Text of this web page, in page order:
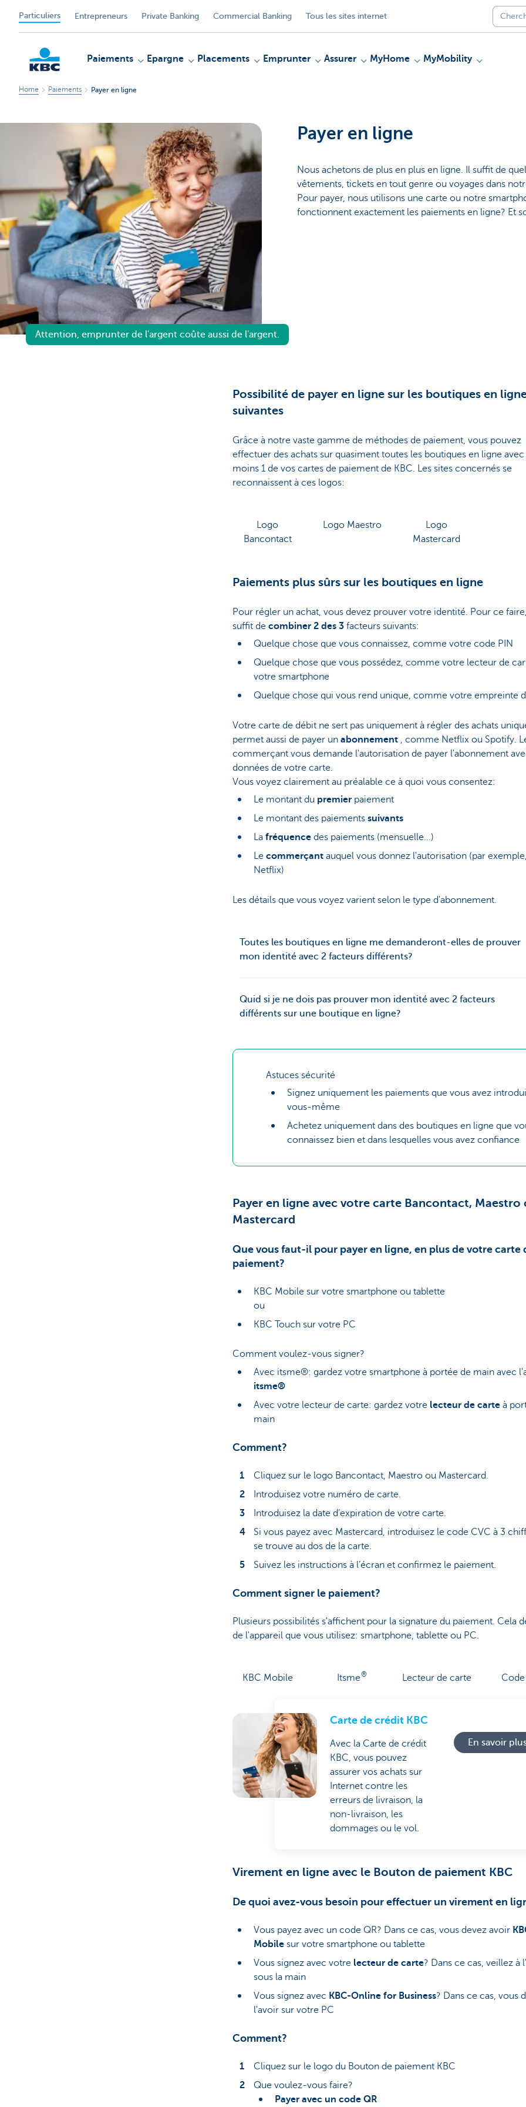
Particuliers Entrepreneurs Private Banking Commercial Banking Tous les sites internet
Particulieren
Paiements Epargne Placements Emprunter Assurer MyHome MyMobility
Home Paiements Payer en ligne
Attention, emprunter de l'argent coûte aussi de l'argent.
Payer en ligne
Nous achetons de plus en plus en ligne. Il suffit de
vêtements, tickets en tout genre ou voyages dans
Pour payer, nous utilisons une carte ou notre
fonctionnent exactement les paiements en ligne? Et
Possibilité de payer en ligne sur les boutiques en
suivantes
Grâce à notre vaste gamme de méthodes de paiement, vous pouvez
effectuer des achats sur quasiment toutes les boutiques en ligne avec
moins 1 de vos cartes de paiement de KBC. Les sites concernés se
reconnaissent à ces logos:
Logo
Bancontact
Logo Maestro
Logo
Mastercard
Paiements plus sûrs sur les boutiques en ligne
Pour régler un achat, vous devez prouver votre identité. Pour ce
suffit de combiner 2 des 3 facteurs suivants:
Quelque chose que vous connaissez, comme votre code PIN
Quelque chose que vous possédez, comme votre lecteur de
votre smartphone
Quelque chose qui vous rend unique, comme votre empreinte
Votre carte de débit ne sert pas uniquement à régler des achats
permet aussi de payer un abonnement , comme Netflix ou Spotify.
commerçant vous demande l'autorisation de payer l'abonnement
données de votre carte.
Vous voyez clairement au préalable ce à quoi vous consentez:
Le montant du premier paiement
Le montant des paiements suivants
La fréquencedes paiements (mensuelle...)
Le commerçant auquel vous donnez l'autorisation (par
Netflix)
Les détails que vous voyez varient selon le type d'abonnement.
Toutes les boutiques en ligne me demanderont-elles de prouver
mon identité avec 2 facteurs différents?
Quid si je ne dois pas prouver mon identité avec 2 facteurs
différents sur une boutique en ligne?
Astuces sécurité
Signez uniquement les paiements que vous avez
vous-même
Achetez uniquement dans des boutiques en ligne que
connaissez bien et dans lesquelles vous avez confiance
Payer en ligne avec votre carte Bancontact, Maestro
Mastercard
Que vous faut-il pour payer en ligne, en plus de votre carte
paiement?
KBC Mobile sur votre smartphone ou tablette
ou
KBC Touch sur votre PC
Comment voulez-vous signer?
Avec itsme®: gardez votre smartphone à portée de main avec
itsme®
Avec votre lecteur de carte: gardez votre lecteur de carte à
main
Comment?
Cliquez sur le logo Bancontact, Maestro ou Mastercard.
Introduisez votre numéro de carte.
Introduisez la date d’expiration de votre carte.
Si vous payez avec Mastercard, introduisez le code CVC à 3
se trouve au dos de la carte.
Suivez les instructions à l’écran et confirmez le paiement.
Comment signer le paiement?
Plusieurs possibilités s'affichent pour la signature du paiement. Cela
de l'appareil que vous utilisez: smartphone, tablette ou PC.
KBC Mobile Itsme® Lecteur de carte
Carte de crédit KBC
Avec la Carte de crédit
KBC, vous pouvez
assurer vos achats sur
Internet contre les
erreurs de livraison, la
non-livraison, les
dommages ou le vol.
En savoir
Virement en ligne avec le Bouton de paiement KBC
De quoi avez-vous besoin pour effectuer un virement en
Vous payez avec un code QR? Dans ce cas, vous devez avoir
Mobilesur votre smartphone ou tablette
Vous signez avec votre lecteur de carte? Dans ce cas, veillez à
sous la main
Vous signez avec KBC-Online for Business? Dans ce cas, vous
l'avoir sur votre PC
Comment?
Cliquez sur le logo du Bouton de paiement KBC
Que voulez-vous faire?
Payer avec un code QR